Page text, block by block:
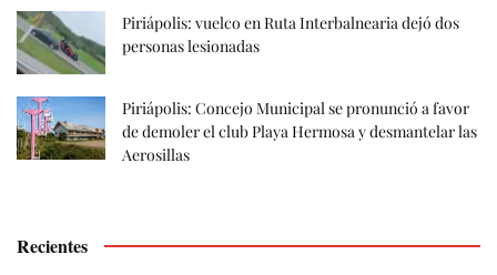
Piriápolis: vuelco en Ruta Interbalnearia dejó dos
personas lesionadas
Piriápolis: Concejo Municipal se pronunció a favor
de demoler el club Playa Hermosa y desmantelar las
Aerosillas
Recientes